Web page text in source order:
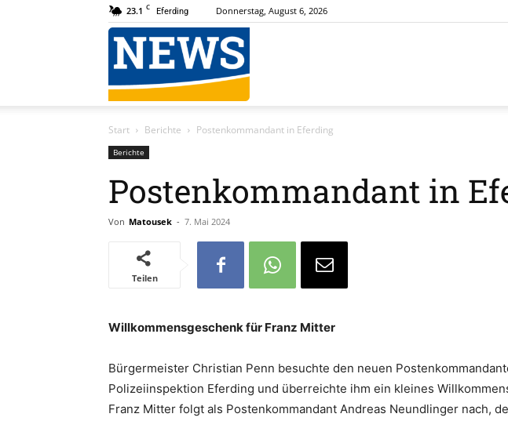
23.1 C Eferding Donnerstag, August 6, 2026
Start Berichte Postenkommandant in Eferding
Berichte
Postenkommandant in
Von Matousek - 7. Mai 2024
Teilen
Willkommensgeschenk für Franz Mitter
Bürgermeister Christian Penn besuchte den neuen
Polizeiinspektion Eferding und überreichte ihm ein kleines
Franz Mitter folgt als Postenkommandant Andreas Neundlinger nach,